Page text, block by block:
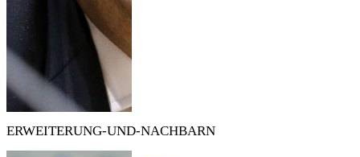
ERWEITERUNG-UND-NACHBARN